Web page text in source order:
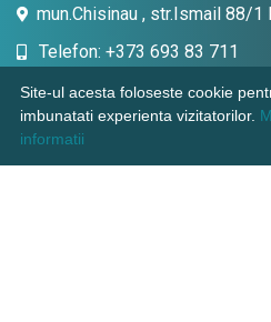
mun.Chisinau , str.Ismail 88/1
Telefon: +373 693 83 711
Email:
Site-ul acesta foloseste cookie
imbunatati experienta vizitatorilor.
informatii